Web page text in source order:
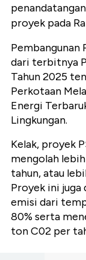
proyek pada
Pembangunan
dari terbitnya
Tahun 2025
Perkotaan
Energi
Lingkungan.
Kelak, proyek
mengolah
tahun, atau
Proyek ini
emisi dari
80% serta
ton C02 per